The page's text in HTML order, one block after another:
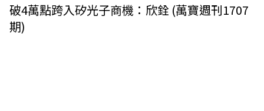
破4萬點跨入矽光子商機：欣銓 (萬寶週刊1707
期)